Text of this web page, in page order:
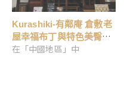
Kurashiki-有鄰庵 倉敷老
屋幸福布丁與特色美臀玻
璃杯水蜜桃果汁
在「中國地區」中